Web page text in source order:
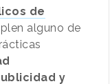
de
alguno de
y